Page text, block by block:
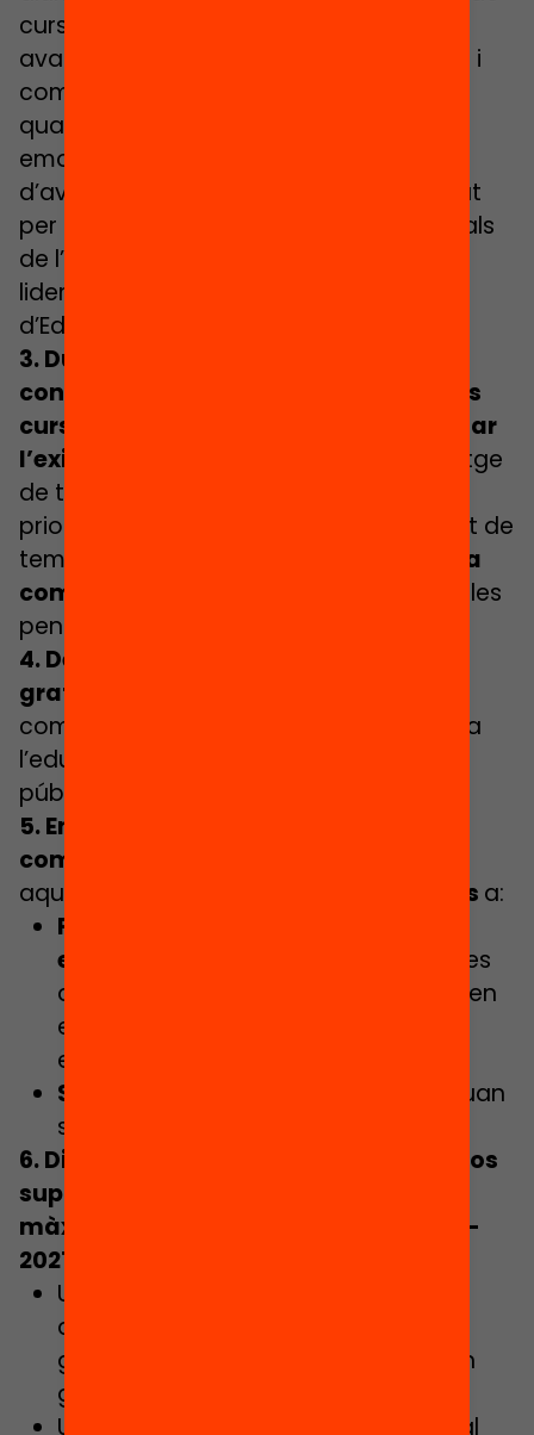
curs, redefinint el seu model. Aquestes
avaluacions haurien de ser autèntiques i
comprensives, i incloure components
qualitatius que permetin valorar l’estat
emocional de l’alumne. Aquest model
d’avaluació inicial hauria de ser elaborat
per una comissió d’experts i professionals
de l’educació, en el marc d’un procés
liderat i validat pel Departament
d’Educació.
3. Dur a terme una
continguts d’aprenentatge de tots els
cursos
Flexibilitzar
l’exigència
de continguts d’aprenentatge
de tots els cursos, revisant les
prioritzacions d’aprenentatges i buidant de
temari allà on calgui.
Aplicar una lògica
competencial
i de sabers imprescindibles
pensats en clau de cicle o etapa.
4. De forma general,
gratuïtat de totes les activitats
complementàries i materials de treball a
l’educació obligatòria, en els centres
públics i concertats.
5. En el cas dels
complexitat
aquesta
gratuïtat hauria d’estendre’s a:
Programació d’activitats
extraescolars
del centre i articulades
amb l’entorn, que es podrien cursar en
el marc de plans de personalització
educativa i aprenentatge distribuït.
Serveis de menjador i transport
, quan
sigui necessari.
6. Dissenyar un autèntic
pla de recursos
suplementari per a les escoles de
màxima complexitat per al curs 2020-
2021
Un increment significatiu de les
dotacions de personal docent, que
garanteixi la possibilitat de treball en
grups flexibles i reduïts.
Un increment significatiu de personal